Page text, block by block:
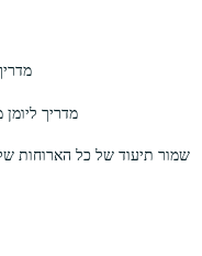
מדריך
שמור תיעוד של כל הארוחות